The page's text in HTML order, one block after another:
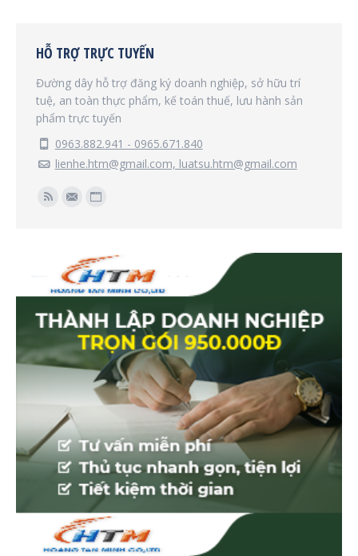
HỖ TRỢ TRỰC TUYẾN
Đường dây hỗ trợ đăng ký doanh nghiệp, sở hữu trí
tuệ, an toàn thực phẩm, kế toán thuế, lưu hành sản
phẩm trực tuyến
0963.882.941 - 0965.671.840
lienhe.htm@gmail.com, luatsu.htm@gmail.com
Find us on:
MailWebsite